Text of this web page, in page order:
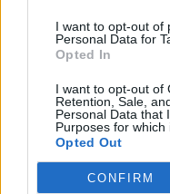
I want to opt-out of
Personal Data for
Opted In
I want to opt-out of
Retention, Sale,
Personal Data that
Purposes for which
Opted Out
CONFIRM
Από τη Δυτική Αττική
Ελλήνων και Γάλλων
μέτωπα
09/08/2026 - 12:08
Δεύτερη πηγή
ψαράδες ο
09/08/2026 - 12:08